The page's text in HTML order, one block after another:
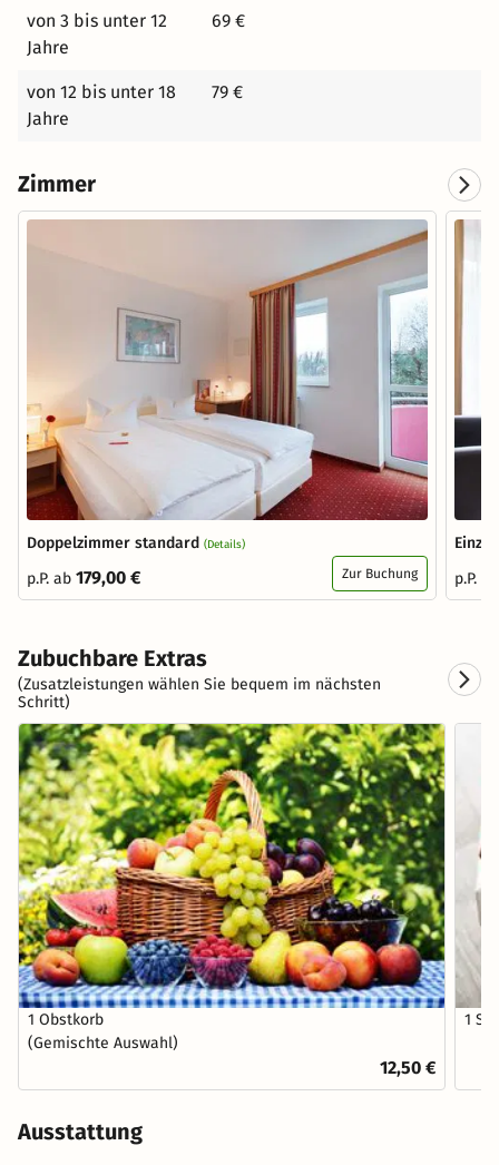
von 3 bis unter 12
Jahre
69 €
von 12 bis unter 18
Jahre
79 €
Zimmer
Doppelzimmer standard (Details)
p.P. ab 179,00 € Zur Buchung
p.P.
Zubuchbare Extras
(Zusatzleistungen wählen Sie bequem im nächsten
Schritt)
1 Obstkorb
(Gemischte Auswahl)
12,50 €
1
Ausstattung